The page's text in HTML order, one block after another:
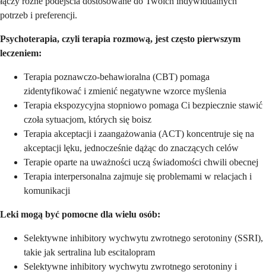
potrzeb i preferencji.
Psychoterapia, czyli terapia rozmową, jest często pierwszym
leczeniem:
Terapia poznawczo-behawioralna (CBT) pomaga
zidentyfikować i zmienić negatywne wzorce myślenia
Terapia ekspozycyjna stopniowo pomaga Ci bezpiecznie stawić
czoła sytuacjom, których się boisz
Terapia akceptacji i zaangażowania (ACT) koncentruje się na
akceptacji lęku, jednocześnie dążąc do znaczących celów
Terapie oparte na uważności uczą świadomości chwili obecnej
Terapia interpersonalna zajmuje się problemami w relacjach i
komunikacji
Leki mogą być pomocne dla wielu osób:
Selektywne inhibitory wychwytu zwrotnego serotoniny (SSRI),
takie jak sertralina lub escitalopram
Selektywne inhibitory wychwytu zwrotnego serotoniny i